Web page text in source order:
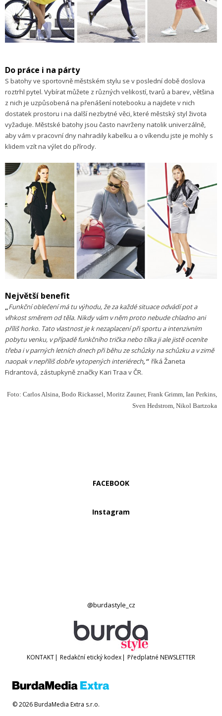
Do práce i na párty
S batohy ve sportovně městském stylu se v poslední době doslova
roztrhl pytel. Vybírat můžete z různých velikostí, tvarů a barev, většina
z nich je uzpůsobená na přenášení notebooku a najdete v nich
dostatek prostoru i na další nezbytné věci, které městský styl života
vyžaduje. Městské batohy jsou často navrženy natolik univerzálně,
aby vám v pracovní dny nahradily kabelku a o víkendu jste je mohly s
klidem vzít na výlet do přírody.
Největší benefit
„Funkční oblečení má tu výhodu, že za každé situace odvádí pot a
vlhkost směrem od těla. Nikdy vám v něm proto nebude chladno ani
příliš horko. Tato vlastnost je k nezaplacení při sportu a intenzivním
pobytu venku, v případě funkčního trička nebo tílka ji ale jistě oceníte
třeba i v parných letních dnech při běhu ze schůzky na schůzku a v zimě
naopak v nepříliš dobře vytopených interiérech,“ říká Žaneta
Fidrantová, zástupkyně značky Kari Traa v ČR.
Foto: Carlos Alsina, Bodo Rickassel, Moritz Zauner, Frank Grimm, Ian Perkins,
Sven Hedstrom, Nikol Bartzoka
FACEBOOK
Instagram
@burdastyle_cz
KONTAKT| Redakční etický kodex| Předplatné NEWSLETTER
© 2026 BurdaMedia Extra s.r.o.